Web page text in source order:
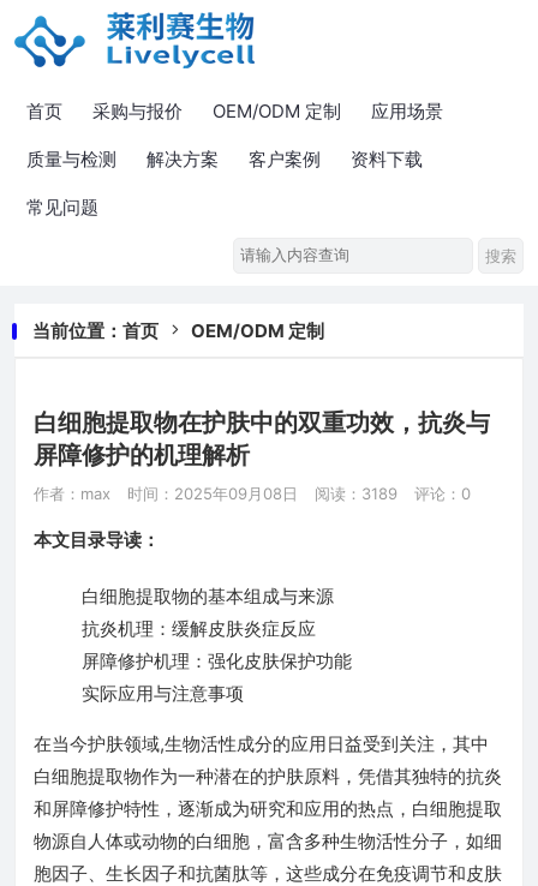
首页 采购与报价 OEM/ODM 定制 应用场景
质量与检测 解决方案 客户案例 资料下载
常见问题
当前位置： 首页 OEM/ODM 定制
白细胞提取物在护肤中的双重功效，抗炎与
屏障修护的机理解析
作者：max 时间：2025年09月08日 阅读：3189 评论：0
本文目录导读：
白细胞提取物的基本组成与来源
抗炎机理：缓解皮肤炎症反应
屏障修护机理：强化皮肤保护功能
实际应用与注意事项
在当今护肤领域,生物活性成分的应用日益受到关注，其中
白细胞提取物作为一种潜在的护肤原料，凭借其独特的抗炎
和屏障修护特性，逐渐成为研究和应用的热点，白细胞提取
物源自人体或动物的白细胞，富含多种生物活性分子，如细
胞因子、生长因子和抗菌肽等，这些成分在免疫调节和皮肤